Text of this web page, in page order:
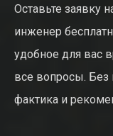
Оставьте заявку
инженер
удобное для вас
все вопросы. Без
фактика и